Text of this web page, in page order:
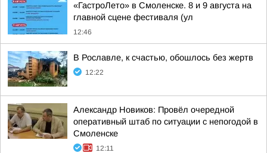
«ГастроЛето» в Смоленске. 8 и 9 августа на
главной сцене фестиваля (ул
12:46
В Рославле, к счастью, обошлось без жертв
12:22
Александр Новиков: Провёл очередной
оперативный штаб по ситуации с непогодой в
Смоленске
12:11